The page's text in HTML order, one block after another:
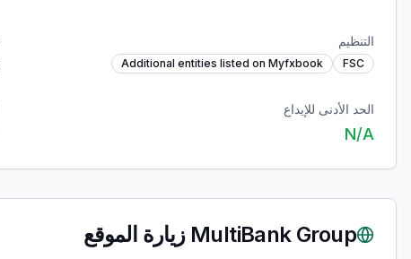
التنظيم
FSC
Additional entities listed on Myfxbook
الحد الأدنى للإيداع
N/A
MultiBank Group زيارة الموقع